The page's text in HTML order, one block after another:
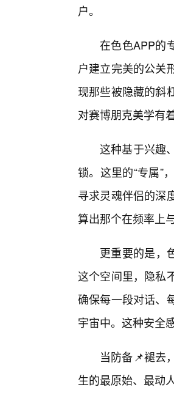
户。
在色色APP的
户建立完美的公
现那些被隐藏的斜
对赛博朋克美学有
这种基于兴趣
锁。这里的“专属”
寻求灵魂伴侣的深
算出那个在频率上
更重要的是，
这个空间里，隐私
确保每一段对话、
宇宙中。这种安全
当防备📌褪去
生的最原始、最动